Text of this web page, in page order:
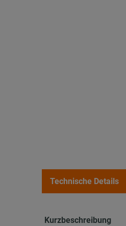
Technische Details
Kurzbeschreibung